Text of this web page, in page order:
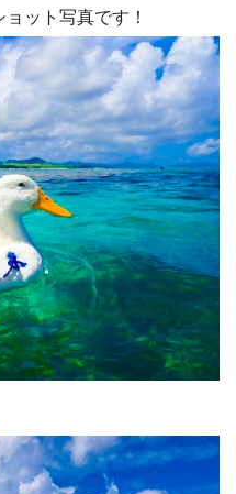
ット写真です！